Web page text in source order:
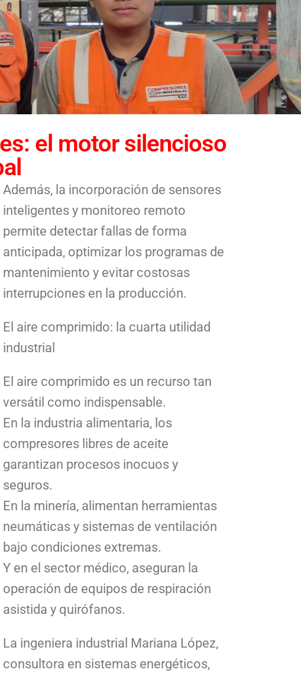
el motor silencioso
Además, la incorporación de sensores
inteligentes y monitoreo remoto
permite detectar fallas de forma
anticipada, optimizar los programas de
mantenimiento y evitar costosas
interrupciones en la producción.
El aire comprimido: la cuarta utilidad
industrial
El aire comprimido es un recurso tan
versátil como indispensable.
En la industria alimentaria, los
compresores libres de aceite
garantizan procesos inocuos y
seguros.
En la minería, alimentan herramientas
neumáticas y sistemas de ventilación
bajo condiciones extremas.
Y en el sector médico, aseguran la
operación de equipos de respiración
asistida y quirófanos.
La ingeniera industrial Mariana López,
consultora en sistemas energéticos,